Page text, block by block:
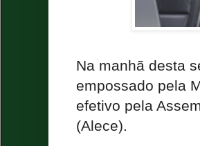
Na manhã desta
empossado pela
efetivo pela
(Alece).